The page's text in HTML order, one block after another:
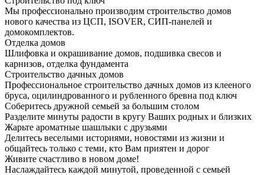
Мы профессионально производим строительство домов
нового качества из ЦСП, ISOVER, СИП-панелей и
домокомплектов.
Отделка домов
Шлифовка и окрашивание домов, подшивка свесов и
карнизов, отделка фундамента
Строительство дачных домов
Профессиональное строительство дачных домов из клееного
бруса, оцилиндрованного и рубленного бревна под ключ
Соберитесь дружной семьей за большим столом
Разделите минуты радости в кругу Ваших родных и близких
Жарьте ароматные шашлыки с друзьями
Делитесь веселыми историями, новостями из жизни и
общайтесь только с теми, кто Вам приятен и дорог
Живите счастливо в новом доме!
Наслаждайтесь каждой минутой, проведенной с семьей